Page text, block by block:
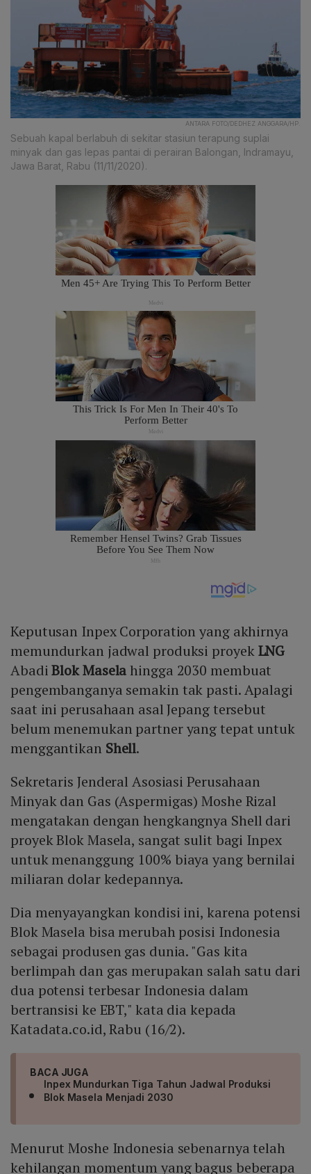
ANTARA FOTO/DEDHEZ ANGGARA/HP.
Sebuah kapal berlabuh di sekitar stasiun terapung suplai
minyak dan gas lepas pantai di perairan Balongan, Indramayu,
Jawa Barat, Rabu (11/11/2020).
Keputusan Inpex Corporation yang akhirnya
memundurkan jadwal produksi proyekLNG
AbadiBlok Maselahingga 2030 membuat
pengembanganya semakin tak pasti. Apalagi
saat ini perusahaan asal Jepang tersebut
belum menemukan partner yang tepat untuk
menggantikan Shell.
Sekretaris Jenderal Asosiasi Perusahaan
Minyak dan Gas (Aspermigas) Moshe Rizal
mengatakan dengan hengkangnya Shell dari
proyek Blok Masela, sangat sulit bagi Inpex
untuk menanggung 100% biaya yang bernilai
miliaran dolar kedepannya.
Dia menyayangkan kondisi ini, karena potensi
Blok Masela bisa merubah posisi Indonesia
sebagai produsen gas dunia. "Gas kita
berlimpah dan gas merupakan salah satu dari
dua potensi terbesar Indonesia dalam
bertransisi ke EBT," kata dia kepada
Katadata.co.id, Rabu (16/2).
BACA JUGA
Inpex Mundurkan Tiga Tahun Jadwal Produksi
Blok Masela Menjadi 2030
Menurut Moshe Indonesia sebenarnya telah
kehilangan momentum yang bagus beberapa